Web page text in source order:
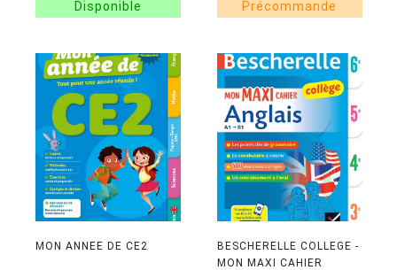
MON ANNEE DE CE2
BESCHERELLE COLLEGE -
MON MAXI CAHIER